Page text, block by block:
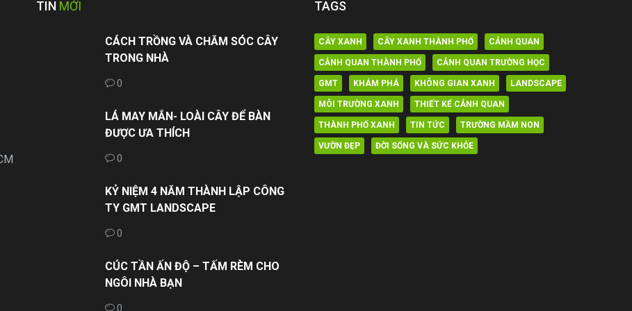
TIN MỚI
CÁCH TRỒNG VÀ CHĂM SÓC CÂY
TRONG NHÀ
0
LÁ MAY MẮN- LOÀI CÂY ĐỂ BÀN
ĐƯỢC ƯA THÍCH
0
KỶ NIỆM 4 NĂM THÀNH LẬP CÔNG
TY GMT LANDSCAPE
0
CÚC TẦN ẤN ĐỘ – TẤM RÈM CHO
NGÔI NHÀ BẠN
0
TAGS
CÂY XANH CÂY XANH THÀNH PHỐ CẢNH QUAN
CẢNH QUAN THÀNH PHỐ CẢNH QUAN TRƯỜNG HỌC
GMT KHÁM PHÁ KHÔNG GIAN XANH LANDSCAPE
MÔI TRƯỜNG XANH THIẾT KẾ CẢNH QUAN
THÀNH PHỐ XANH TIN TỨC TRƯỜNG MẦM NON
VƯỜN ĐẸP ĐỜI SỐNG VÀ SỨC KHỎE